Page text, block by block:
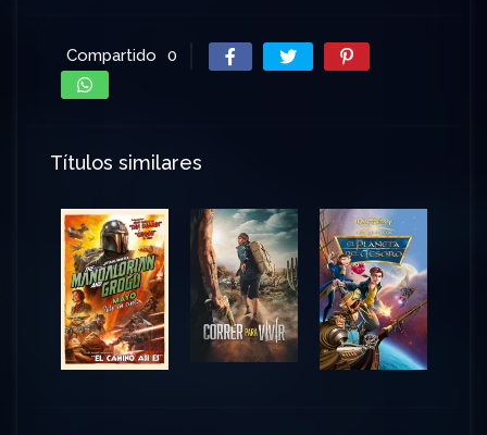
Compartido 0
Títulos similares